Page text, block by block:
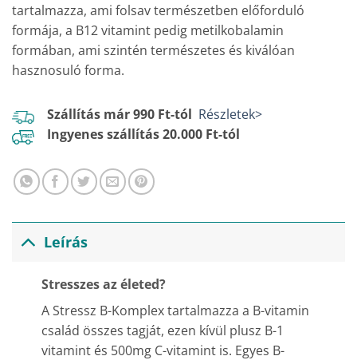
tartalmazza, ami folsav természetben előforduló
formája, a B12 vitamint pedig metilkobalamin
formában, ami szintén természetes és kiválóan
hasznosuló forma.
Szállítás már 990 Ft-tól Részletek>
Ingyenes szállítás 20.000 Ft-tól
Leírás
Stresszes az életed?
A Stressz B-Komplex tartalmazza a B-vitamin
család összes tagját, ezen kívül plusz B-1
vitamint és 500mg C-vitamint is. Egyes B-